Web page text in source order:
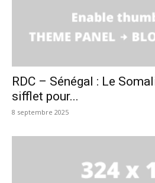
RDC – Sénégal : Le
sifflet pour...
8 septembre 2025